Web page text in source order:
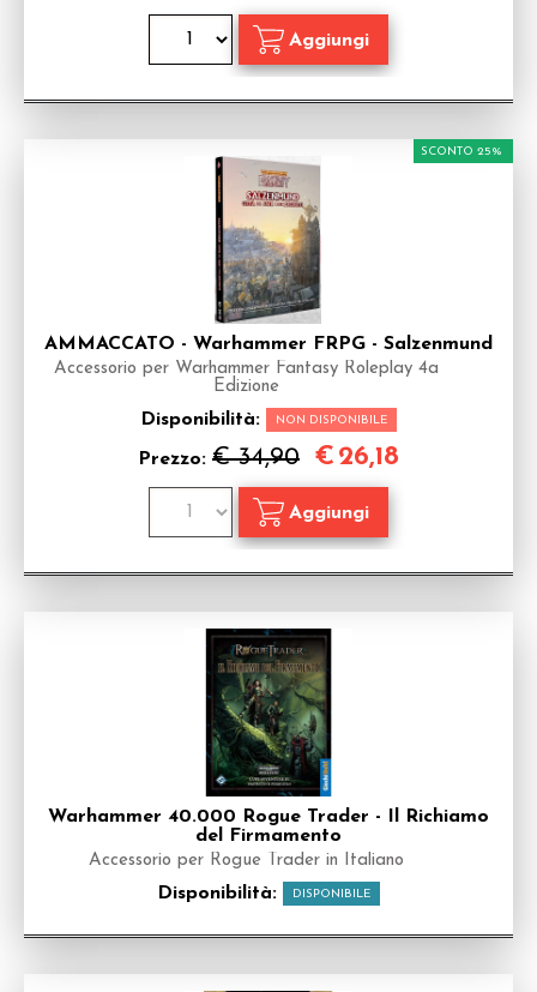
AMMACCATO - Warhammer FRPG - Salzenmund
Accessorio per Warhammer Fantasy Roleplay 4a
Edizione
Disponibilità: NON DISPONIBILE
Prezzo: € 34,90
SCONTO 25%
€ 26,18
Warhammer 40.000 Rogue Trader - Il Richiamo
del Firmamento
Accessorio per Rogue Trader in Italiano
Disponibilità: DISPONIBILE